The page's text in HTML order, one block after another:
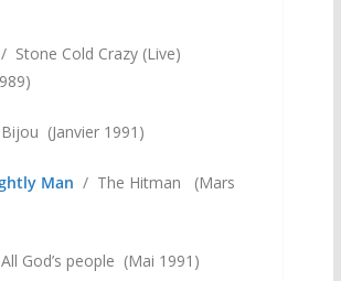
Cold Crazy (Live)
(Janvier 1991)
Man / The Hitman (Mars
God’s people (Mai 1991)